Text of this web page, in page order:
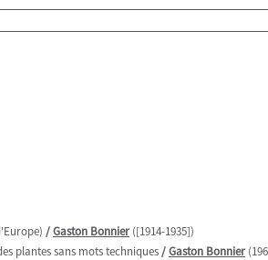
/Gaston Bonnier ([1914-1935])
plantes sans mots techniques/Gaston Bonnier